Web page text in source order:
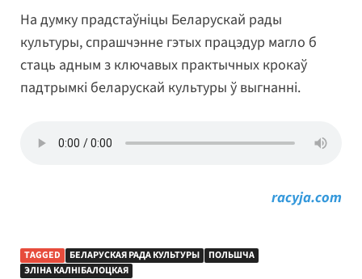
На думку прадстаўніцы Беларускай рады
культуры, спрашчэнне гэтых працэдур магло б
стаць адным з ключавых практычных крокаў
падтрымкі беларускай культуры ў выгнанні.
racyja.com
TAGGED БЕЛАРУСКАЯ РАДА КУЛЬТУРЫ
ПОЛЬШЧА
ЭЛІНА КАЛНІБАЛОЦКАЯ